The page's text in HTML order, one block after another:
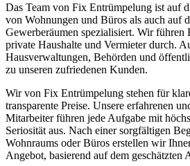
Das Team von Fix Entrümpelung ist auf
von Wohnungen und Büros als auch auf
Gewerberäumen spezialisiert. Wir führen
private Haushalte und Vermieter durch.
Hausverwaltungen, Behörden und
zu unseren zufriedenen Kunden.
Wir von Fix Entrümpelung stehen für
transparente Preise. Unsere erfahrenen
Mitarbeiter führen jede Aufgabe mit
Seriosität aus. Nach einer sorgfältigen
Wohnraums oder Büros erstellen wir
Angebot, basierend auf dem geschätzten